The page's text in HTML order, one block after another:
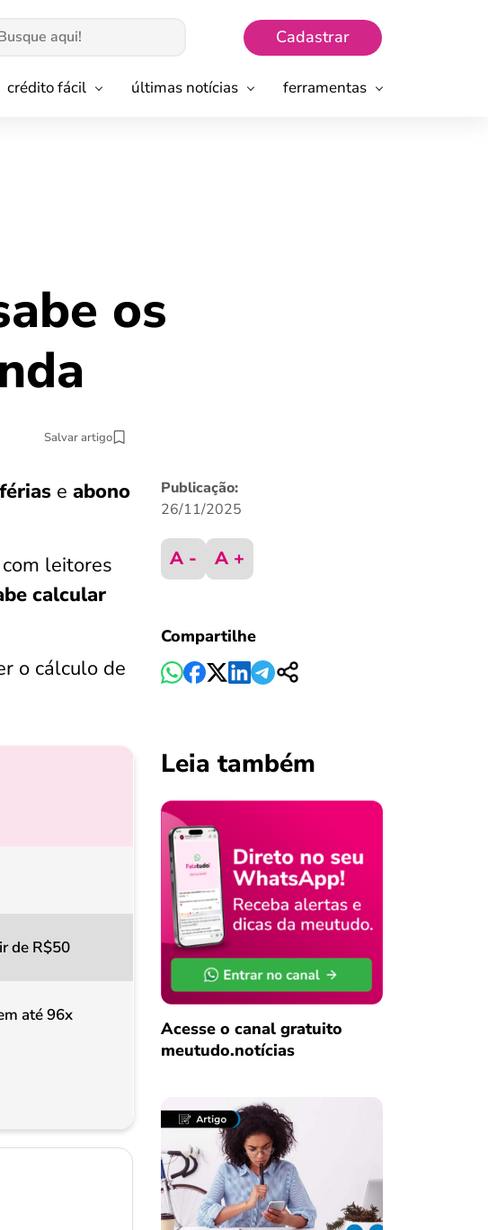
Cadastrar
crédito fácil últimas notícias ferramentas
os
Salvar artigo
e abono
leitores
calcular
o cálculo de
de R$50
até 96x
Publicação:
26/11/2025
A - A +
Compartilhe
Leia também
Acesse o canal gratuito
meutudo.notícias